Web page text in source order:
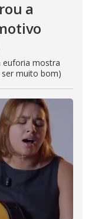
a
euforia mostra
muito bom)